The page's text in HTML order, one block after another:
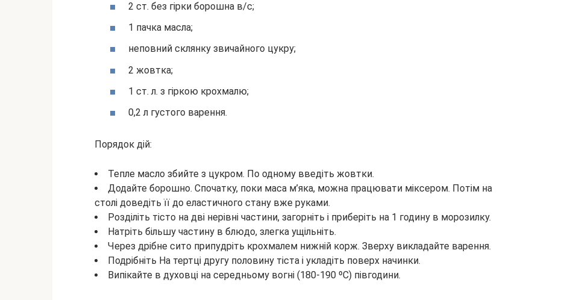
2 ст. без гірки борошна в/с;
1 пачка масла;
неповний склянку звичайного цукру;
2 жовтка;
1 ст. л. з гіркою крохмалю;
0,2 л густого варення.
Порядок дій:
Тепле масло збийте з цукром. По одному введіть жовтки.
Додайте борошно. Спочатку, поки маса м’яка, можна працювати міксером. Потім на
столі доведіть її до еластичного стану вже руками.
Розділіть тісто на дві нерівні частини, загорніть і приберіть на 1 годину в морозилку.
Натріть більшу частину в блюдо, злегка ущільніть.
Через дрібне сито припудріть крохмалем нижній корж. Зверху викладайте варення.
Подрібніть На тертці другу половину тіста і укладіть поверх начинки.
Випікайте в духовці на середньому вогні (180-190 ºC) півгодини.